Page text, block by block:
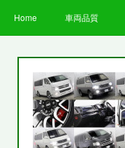
Home 車両品質
お客様の声
プライバシーポリシー